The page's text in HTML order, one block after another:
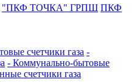
"ПКФ ТОЧКА" ГРПШ ПКФ
счетчики газа -
- Коммунально-бытовые
счетчики газа